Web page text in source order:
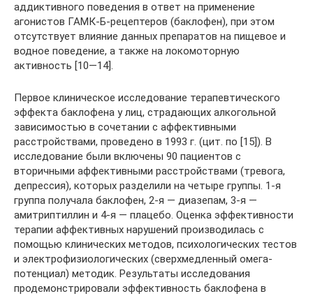
аддиктивного поведения в ответ на применение
агонистов ГАМК-Б-рецептеров (баклофен), при этом
отсутствует влияние данных препаратов на пищевое и
водное поведение, а также на локомоторную
активность [10—14].
Первое клиническое исследование терапевтического
эффекта баклофена у лиц, страдающих алкогольной
зависимостью в сочетании с аффективными
расстройствами, проведено в 1993 г. (цит. по [15]). В
исследование были включены 90 пациентов с
вторичными аффективными расстройствами (тревога,
депрессия), которых разделили на четыре группы. 1-я
группа получала баклофен, 2-я — диазепам, 3-я —
амитриптиллин и 4-я — плацебо. Оценка эффективности
терапии аффективных нарушений производилась с
помощью клинических методов, психологических тестов
и электрофизиологических (сверхмедленный омега-
потенциал) методик. Результаты исследования
продемонстрировали эффективность баклофена в